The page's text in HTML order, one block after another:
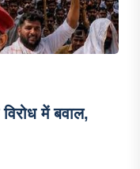
में बवाल,